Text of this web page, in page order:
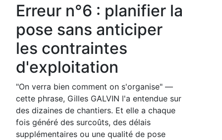
Erreur n°6 : planifier la
pose sans anticiper
les contraintes
d'exploitation
"On verra bien comment on s'organise" —
cette phrase, Gilles GALVIN l'a entendue sur
des dizaines de chantiers. Et elle a chaque
fois généré des surcoûts, des délais
supplémentaires ou une qualité de pose